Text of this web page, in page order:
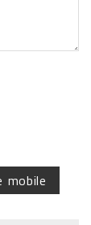
mobile